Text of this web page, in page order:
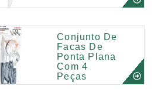
Conjunto De
Facas De
Ponta Plana
Com 4
Peças